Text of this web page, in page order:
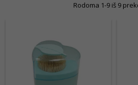
Rodoma 1-9 iš 9